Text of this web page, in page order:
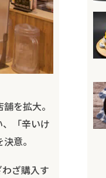
を拡大。
「辛いけ
意。
ざ購入す